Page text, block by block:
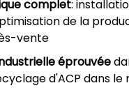
complet:
de la
vente
éprouvée
d'ACP dans le